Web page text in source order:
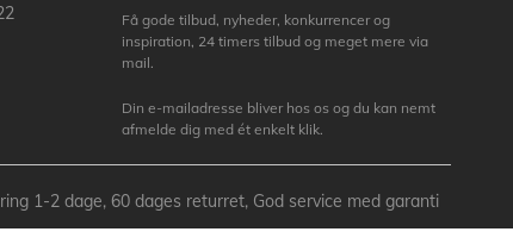
Få gode tilbud, nyheder, konkurrencer og
inspiration, 24 timers tilbud og meget mere via
mail.
Din e-mailadresse bliver hos os og du kan nemt
afmelde dig med ét enkelt klik.
1-2 dage, 60 dages returret, God service med garanti